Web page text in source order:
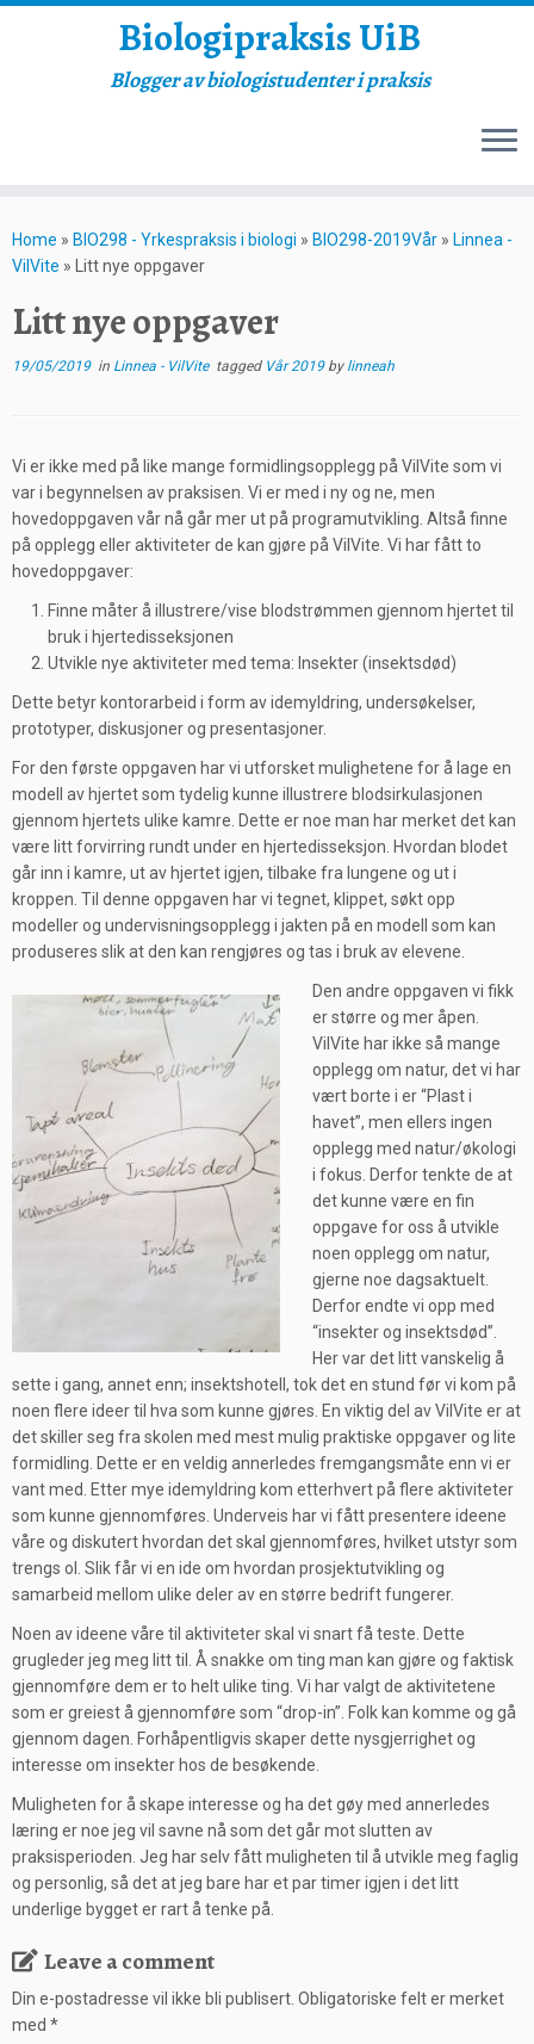
to
content
Biologipraksis UiB
Blogger av biologistudenter i praksis
Home » BIO298 - Yrkespraksis i biologi » BIO298-2019Vår » Linnea -
VilVite » Litt nye oppgaver
Litt nye oppgaver
19/05/2019in Linnea - VilVite tagged Vår 2019 by linneah
Vi er ikke med på like mange formidlingsopplegg på VilVite som vi
var i begynnelsen av praksisen. Vi er med i ny og ne, men
hovedoppgaven vår nå går mer ut på programutvikling. Altså finne
på opplegg eller aktiviteter de kan gjøre på VilVite. Vi har fått to
hovedoppgaver:
Finne måter å illustrere/vise blodstrømmen gjennom hjertet til
bruk i hjertedisseksjonen
Utvikle nye aktiviteter med tema: Insekter (insektsdød)
Dette betyr kontorarbeid i form av idemyldring, undersøkelser,
prototyper, diskusjoner og presentasjoner.
For den første oppgaven har vi utforsket mulighetene for å lage en
modell av hjertet som tydelig kunne illustrere blodsirkulasjonen
gjennom hjertets ulike kamre. Dette er noe man har merket det kan
være litt forvirring rundt under en hjertedisseksjon. Hvordan blodet
går inn i kamre, ut av hjertet igjen, tilbake fra lungene og ut i
kroppen. Til denne oppgaven har vi tegnet, klippet, søkt opp
modeller og undervisningsopplegg i jakten på en modell som kan
produseres slik at den kan rengjøres og tas i bruk av elevene.
Den andre oppgaven vi fikk
er større og mer åpen.
VilVite har ikke så mange
opplegg om natur, det vi har
vært borte i er “Plast i
havet”, men ellers ingen
opplegg med natur/økologi
i fokus. Derfor tenkte de at
det kunne være en fin
oppgave for oss å utvikle
noen opplegg om natur,
gjerne noe dagsaktuelt.
Derfor endte vi opp med
“insekter og insektsdød”.
Her var det litt vanskelig å
sette i gang, annet enn; insektshotell, tok det en stund før vi kom på
noen flere ideer til hva som kunne gjøres. En viktig del av VilVite er at
det skiller seg fra skolen med mest mulig praktiske oppgaver og lite
formidling. Dette er en veldig annerledes fremgangsmåte enn vi er
vant med. Etter mye idemyldring kom etterhvert på flere aktiviteter
som kunne gjennomføres. Underveis har vi fått presentere ideene
våre og diskutert hvordan det skal gjennomføres, hvilket utstyr som
trengs ol. Slik får vi en ide om hvordan prosjektutvikling og
samarbeid mellom ulike deler av en større bedrift fungerer.
Noen av ideene våre til aktiviteter skal vi snart få teste. Dette
grugleder jeg meg litt til. Å snakke om ting man kan gjøre og faktisk
gjennomføre dem er to helt ulike ting. Vi har valgt de aktivitetene
som er greiest å gjennomføre som “drop-in”. Folk kan komme og gå
gjennom dagen. Forhåpentligvis skaper dette nysgjerrighet og
interesse om insekter hos de besøkende.
Muligheten for å skape interesse og ha det gøy med annerledes
læring er noe jeg vil savne nå som det går mot slutten av
praksisperioden. Jeg har selv fått muligheten til å utvikle meg faglig
og personlig, så det at jeg bare har et par timer igjen i det litt
underlige bygget er rart å tenke på.
Leave a comment
Din e-postadresse vil ikke bli publisert. Obligatoriske felt er merket
med *